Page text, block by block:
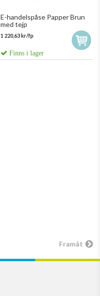
E-handelspåse Papper Brun
med tejp
1 220,63 kr/fp
Finns i lager
Framåt